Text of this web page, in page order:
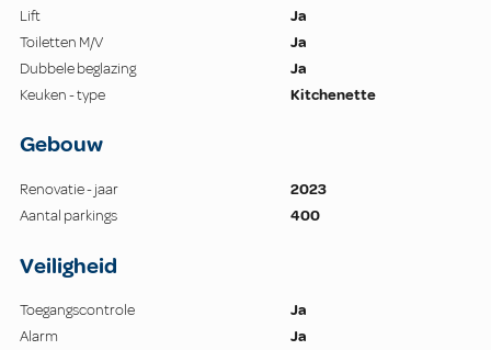
Lift
Ja
Toiletten M/V
Ja
Dubbele beglazing
Ja
Keuken - type
Kitchenette
Gebouw
Renovatie - jaar
2023
Aantal parkings
400
Veiligheid
Toegangscontrole
Ja
Alarm
Ja